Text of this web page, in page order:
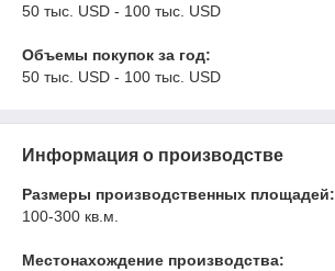
50 тыс. USD - 100 тыс. USD
Объемы покупок за год:
50 тыс. USD - 100 тыс. USD
Информация о производстве
Размеры производственных площадей:
100-300 кв.м.
Местонахождение производства: